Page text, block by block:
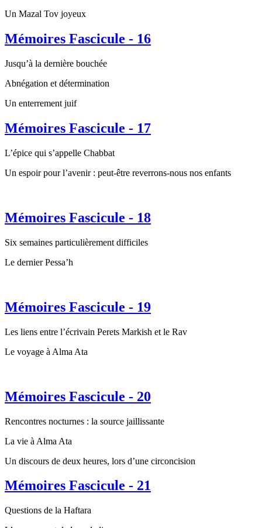
Un Mazal Tov joyeux
Mémoires Fascicule - 16
Jusqu’à la dernière bouchée
Abnégation et détermination
Un enterrement juif
Mémoires Fascicule - 17
L’épice qui s’appelle Chabbat
Un espoir pour l’avenir : peut-être reverrons-nous nos enfants
Mémoires Fascicule - 18
Six semaines particulièrement difficiles
Le dernier Pessa’h
Mémoires Fascicule - 19
Les liens entre l’écrivain Perets Markish et le Rav
Le voyage à Alma Ata
Mémoires Fascicule - 20
Rencontres nocturnes : la source jaillissante
La vie à Alma Ata
Un discours de deux heures, lors d’une circoncision
Mémoires Fascicule - 21
Questions de la Haftara